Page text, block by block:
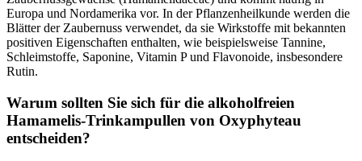
Europa und Nordamerika vor. In der Pflanzenheilkunde werden die
Blätter der Zaubernuss verwendet, da sie Wirkstoffe mit bekannten
positiven Eigenschaften enthalten, wie beispielsweise Tannine,
Schleimstoffe, Saponine, Vitamin P und Flavonoide, insbesondere
Rutin.
Warum sollten Sie sich für die alkoholfreien
Hamamelis-Trinkampullen von Oxyphyteau
entscheiden?